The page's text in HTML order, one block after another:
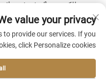
بريد إلكتروني:[email protected]
واتساب:+86-13933120505
value your privacy
to provide our services. If you
click Personalize cookies.